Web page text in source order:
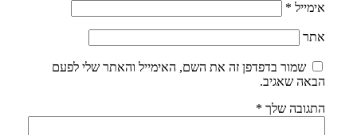
אימייל *
אתר
שמור בדפדפן זה את השם, האימייל והאתר שלי לפעם
הבאה שאגיב.
התגובה שלך *